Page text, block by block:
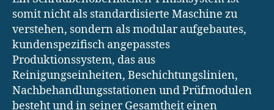
somit nicht als standardisierte Maschine zu
verstehen, sondern als modular aufgebautes,
kundenspezifisch angepasstes
Produktionssystem, das aus
Reinigungseinheiten, Beschichtungslinien,
Nachbehandlungsstationen und Prüfmodulen
besteht und in seiner Gesamtheit einen